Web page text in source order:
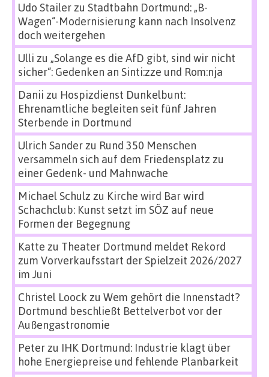
Udo Stailerzu Stadtbahn Dortmund: „B-
Wagen“-Modernisierung kann nach Insolvenz
doch weitergehen
Ulli zu „Solange es die AfD gibt, sind wir nicht
sicher“: Gedenken an Sinti:zze und Rom:nja
Danii zu Hospizdienst Dunkelbunt:
Ehrenamtliche begleiten seit fünf Jahren
Sterbende in Dortmund
Ulrich Sanderzu Rund 350 Menschen
versammeln sich auf dem Friedensplatz zu
einer Gedenk- und Mahnwache
Michael Schulz zu Kirche wird Bar wird
Schachclub: Kunst setzt im SÖZ auf neue
Formen der Begegnung
Katte zu Theater Dortmund meldet Rekord
zum Vorverkaufsstart der Spielzeit 2026/2027
im Juni
Christel Loock zu Wem gehört die Innenstadt?
Dortmund beschließt Bettelverbot vor der
Außengastronomie
Peterzu IHK Dortmund: Industrie klagt über
hohe Energiepreise und fehlende Planbarkeit